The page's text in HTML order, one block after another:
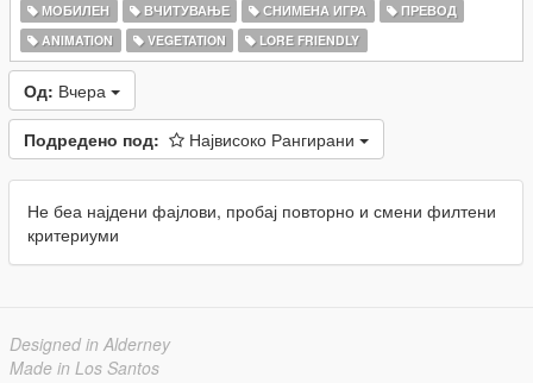
МОБИЛЕН
ВЧИТУВАЊЕ СНИМЕНА ИГРА
ПРЕВОД
ANIMATION
VEGETATION LORE FRIENDLY
Од: Вчера
Подредено под: Највисоко Рангирани
Не беа најдени фајлови, пробај повторно и смени филтени
критериуми
Designed in Alderney
Made in Los Santos